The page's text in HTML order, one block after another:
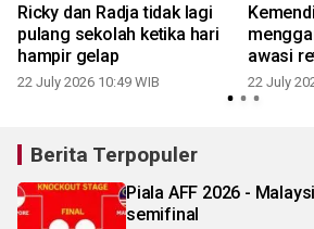
Ricky dan Radja tidak lagi
pulang sekolah ketika hari
hampir gelap
22 July 2026 10:49 WIB
awasi
22 July
Berita Terpopuler
Piala AFF 2026 -
semifinal